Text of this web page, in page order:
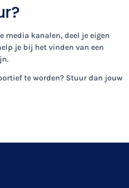
media kanalen, deel je eigen
je bij het vinden van een
te worden? Stuur dan jouw